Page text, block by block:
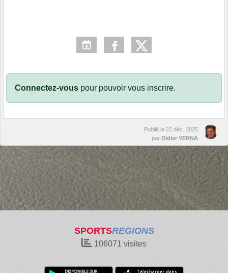
Connectez-vous pour pouvoir vous inscrire.
Publié le 22 déc. 2025
par Didier VERNA
SPORTSREGIONS
106071 visites